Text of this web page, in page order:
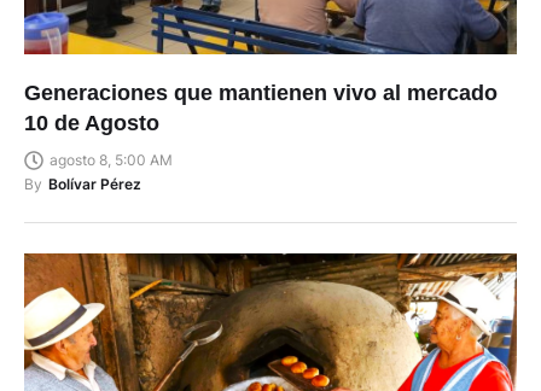
Generaciones que mantienen vivo al mercado
10 de Agosto
agosto 8, 5:00 AM
By Bolívar Pérez